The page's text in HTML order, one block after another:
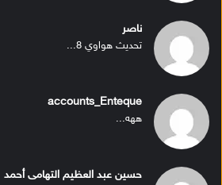
ناصر
تحديث هواوي 8...
accounts_Enteque
ههه...
حسين عبد العظيم التهامى أحمد